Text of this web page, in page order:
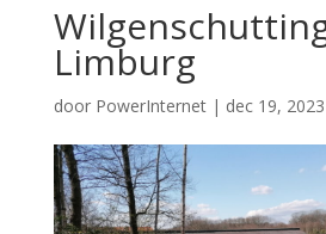
Limburg
door PowerInternet| dec 19, 2023